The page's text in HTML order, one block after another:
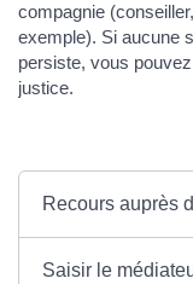
compagnie
exemple). Si aucune
persiste, vous
justice.
Recours auprès
Saisir le